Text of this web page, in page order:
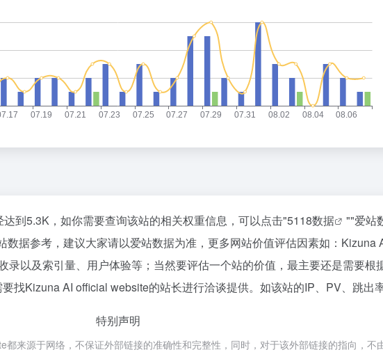
到5.3K，如你需要查询该站的相关权重信息，可以点击"5118数据 ""爱站
数据参考，建议大家请以爱站数据为准，更多网站价值评估因素如：Kizuna
录以及索引量、用户体验等；当然要评估一个站的价值，最主要还是需要根
找Kizuna AI official website的站长进行洽谈提供。如该站的IP、PV、跳出
特别声明
来源于网络，不保证外部链接的准确性和完整性，同时，对于该外部链接的指向，不